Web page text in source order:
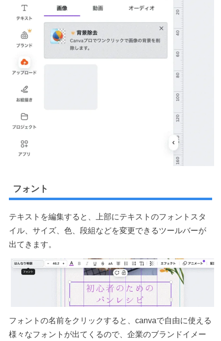
フォント
テキストを編集すると、上部にテキストのフォントスタ
イル、サイズ、色、段組などを変更できるツールバーが
出てきます。
フォントの名前をクリックすると、canvaで自由に使える
様々なフォントが出てくるので、企業のブランドイメー